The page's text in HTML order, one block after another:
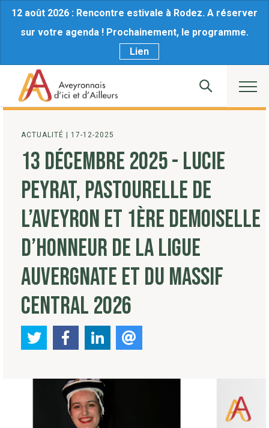
12 août 2026 : Rencontre estivale à Rodez. A réserver
sur votre agenda ! Prochainement, le programme.
Lien
ACTUALITÉ 17-12-2025
13 DÉCEMBRE 2025 - LUCIE
PEYRAT, PASTOURELLE DE
L’AVEYRON ET 1ÈRE DEMOISELLE
D’HONNEUR DE LA LIGUE
AUVERGNATE ET DU MASSIF
CENTRAL 2026